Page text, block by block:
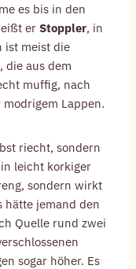
es bis in den
er Stoppler, in
ist meist die
die aus dem
muffig, nach
Lappen.
riecht, sondern
leicht korkiger
sondern wirkt
hätte jemand den
Quelle rund zwei
sogar höher. Es